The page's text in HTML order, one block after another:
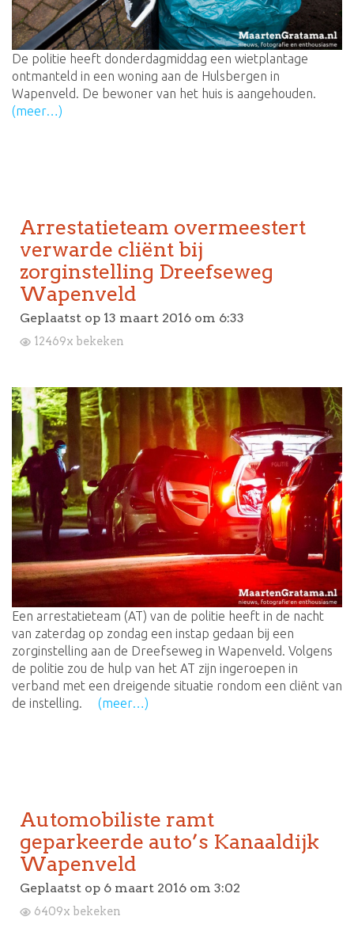
De politie heeft donderdagmiddag een wietplantage
ontmanteld in een woning aan de Hulsbergen in
Wapenveld. De bewoner van het huis is aangehouden.
(meer…)
Arrestatieteam overmeestert
verwarde cliënt bij
zorginstelling Dreefseweg
Wapenveld
Geplaatst op 13 maart 2016 om 6:33
12469x bekeken
Een arrestatieteam (AT) van de politie heeft in de nacht
van zaterdag op zondag een instap gedaan bij een
zorginstelling aan de Dreefseweg in Wapenveld. Volgens
de politie zou de hulp van het AT zijn ingeroepen in
verband met een dreigende situatie rondom een cliënt van
de instelling. (meer…)
Automobiliste ramt
geparkeerde auto’s Kanaaldijk
Wapenveld
Geplaatst op 6 maart 2016 om 3:02
6409x bekeken